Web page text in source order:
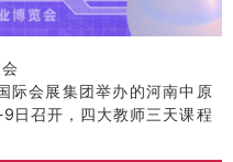
际会展集团举办的河南中原
日召开，四大教师三天课程